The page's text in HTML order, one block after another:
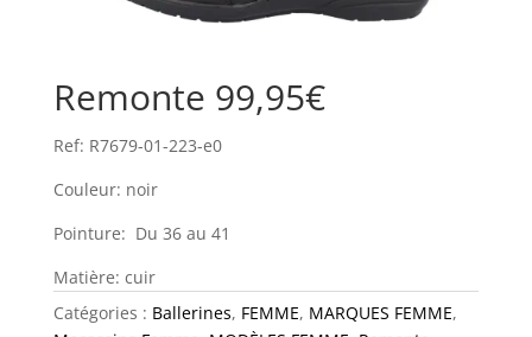
Remonte 99,95€
Ref: R7679-01-223-e0
Couleur: noir
Pointure: Du 36 au 41
Matière: cuir
Catégories : Ballerines, FEMME, MARQUES FEMME,